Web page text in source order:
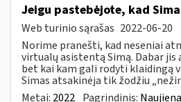
Jeigu pastebėjote, kad
Web turinio sąrašas 2022-06-20
Norime pranešti, kad neseniai
virtualų asistentą Simą. Dabar jis
bet kai kam gali rodyti klaidingą
Simas atsakinėja tik žodžiu
Metai: 2022 Pagrindinis: Naujiena